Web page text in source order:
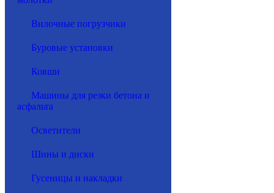
Вилочные погрузчики
Буровые установки
Ковши
Машины для резки бетона и
асфальта
Осветители
Шины и диски
Гусеницы и накладки